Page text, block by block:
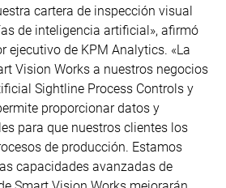
cartera de inspección visual
de inteligencia artificial», afirmó
ejecutivo de KPM Analytics. «La
Vision Works a nuestros negocios
Sightline Process Controls y
proporcionar datos y
para que nuestros clientes los
de producción. Estamos
capacidades avanzadas de